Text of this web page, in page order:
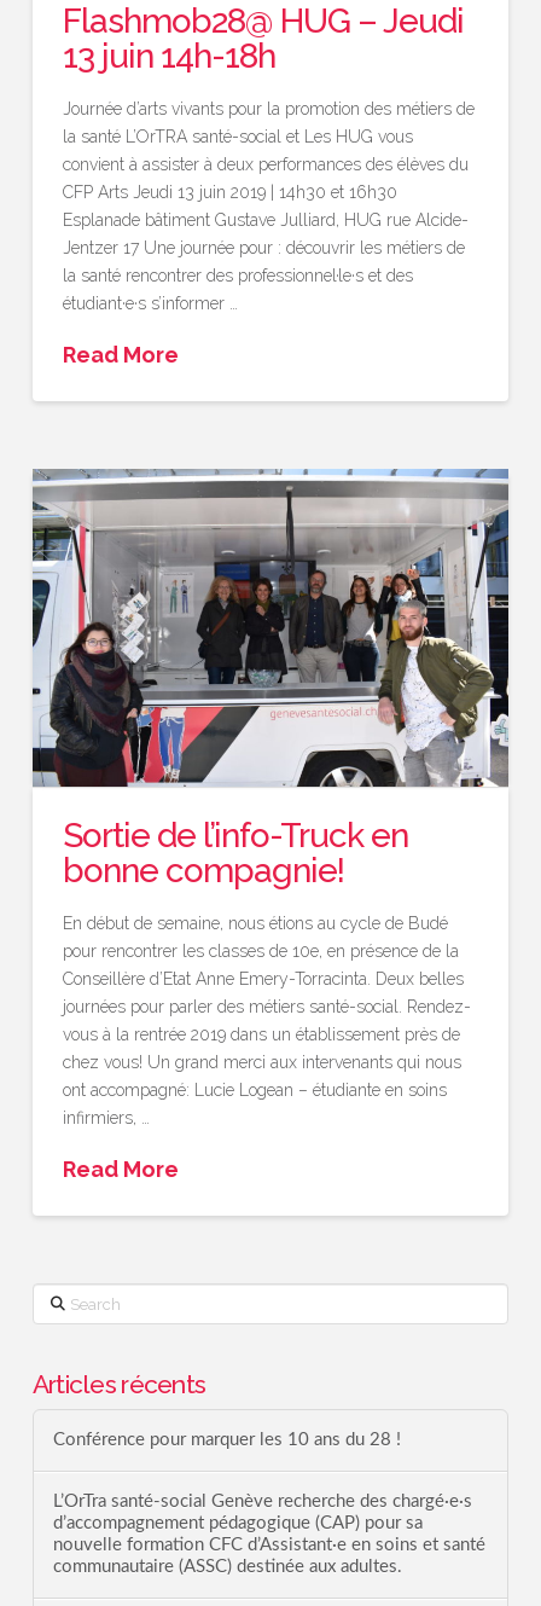
Flashmob28@ HUG – Jeudi
13 juin 14h-18h
Journée d’arts vivants pour la promotion des métiers de
la santé L’OrTRA santé-social et Les HUG vous
convient à assister à deux performances des élèves du
CFP Arts Jeudi 13 juin 2019 | 14h30 et 16h30
Esplanade bâtiment Gustave Julliard, HUG rue Alcide-
Jentzer 17 Une journée pour : découvrir les métiers de
la santé rencontrer des professionnel·le·s et des
étudiant·e·s s’informer …
Read More
Sortie de l’info-Truck en
bonne compagnie!
En début de semaine, nous étions au cycle de Budé
pour rencontrer les classes de 10e, en présence de la
Conseillère d’Etat Anne Emery-Torracinta. Deux belles
journées pour parler des métiers santé-social. Rendez-
vous à la rentrée 2019 dans un établissement près de
chez vous! Un grand merci aux intervenants qui nous
ont accompagné: Lucie Logean – étudiante en soins
infirmiers, …
Read More
Search
Articles récents
Conférence pour marquer les 10 ans du 28 !
L’OrTra santé-social Genève recherche des chargé·e·s
d’accompagnement pédagogique (CAP) pour sa
nouvelle formation CFC d’Assistant·e en soins et santé
communautaire (ASSC) destinée aux adultes.